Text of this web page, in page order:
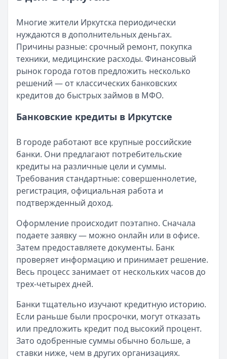
Все статьи
Опубликовано:5 декабря 2025 г.
Категория:МФО
Читать новость
Срочный микрозайм 15 000 ₽ на карту: свежая
Кратко:Нужны 15 000 рублей на карту прямо сегодня?
Опубликовано:5 декабря 2025 г.
Категория:МФО
Рекордный рост доли клиентов МФО с iPhone: что
Опубликовано:5 декабря 2025 г.
Категория:МФО
Читать новость
57 сервисов микрозаймов через Госуслуги: где
Кратко:Авторизация через Госуслуги ускоряет
Опубликовано:23 ноября 2025 г.
Категория:
Читать новость
Смс о «одобренном займе» от Bigmani Ru: как
Пришло СМС об одобрении займа от Bigmani
Опубликовано:
23 ноября 2025 г.
Категория:
МФО
Читать новость
Все новости
Многие жители Иркутска периодически
нуждаются в дополнительных деньгах.
Причины разные: срочный ремонт, покупка
техники, медицинские расходы. Финансовый
рынок города готов предложить несколько
решений — от классических банковских
кредитов до быстрых займов в МФО.
Банковские кредиты в Иркутске
В городе работают все крупные российские
банки. Они предлагают потребительские
кредиты на различные цели и суммы.
Требования стандартные: совершеннолетие,
регистрация, официальная работа и
подтвержденный доход.
Оформление происходит поэтапно. Сначала
подаете заявку — можно онлайн или в офисе.
Затем предоставляете документы. Банк
проверяет информацию и принимает решение.
Весь процесс занимает от нескольких часов до
трех-четырех дней.
Банки тщательно изучают кредитную историю.
Если раньше были просрочки, могут отказать
или предложить кредит под высокий процент.
Зато одобренные суммы обычно больше, а
ставки ниже, чем в других организациях.